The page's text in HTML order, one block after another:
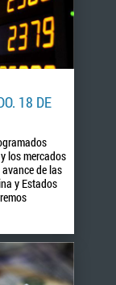
18 DE
los mercados
de las
y Estados